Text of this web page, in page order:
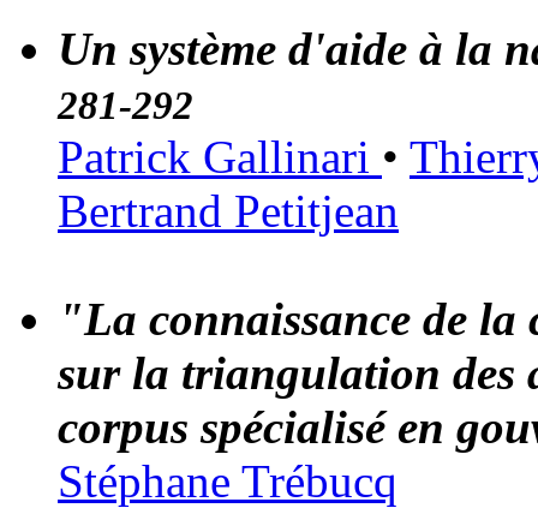
Un système d'aide à la
281-292
Patrick Gallinari •
Bertrand Petitjean
"La connaissance de
sur la triangulation des
corpus spécialisé en
Stéphane Trébucq